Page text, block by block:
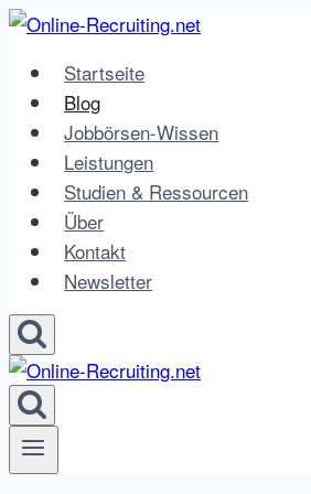
Zum
springenStartseite
Blog
Jobbörsen-Wissen
Leistungen
Studien & Ressourcen
Über
Kontakt
Newsletter